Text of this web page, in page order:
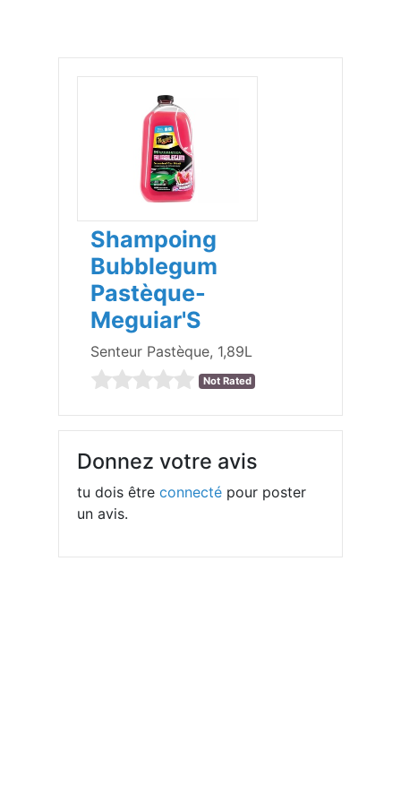
Shampoing
Bubblegum
Pastèque-
Meguiar'S
Senteur Pastèque, 1,89L
Not Rated
Donnez votre avis
tu dois êtreconnecté pour poster
un avis.